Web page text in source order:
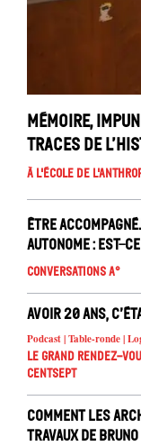
Mémoire,
traces de
À l'école de
Être
autonome : est-
Conversations A°
Avoir 20 ans,
Podcast | Table-ronde |
Le Grand Rendez-
Centsept
Comment les
travaux de